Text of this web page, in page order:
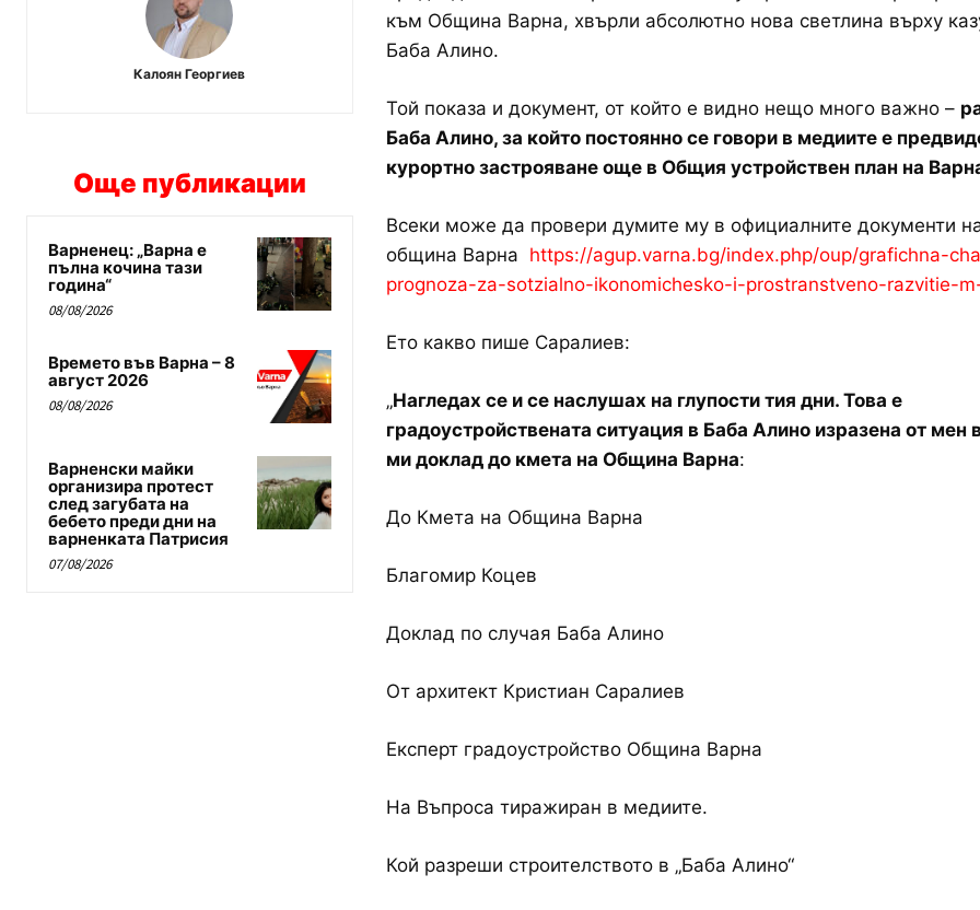
Калоян Георгиев
Още публикации
Варненец: „Варна е
пълна кочина тази
година“
08/08/2026
Времето във Варна – 8
август 2026
08/08/2026
Варненски майки
организира протест
след загубата на
бебето преди дни на
варненката Патрисия
07/08/2026
към Община Варна, хвърли абсолютно нова светлина върху
Баба Алино.
Той показа и документ, от който е видно нещо много важно –
Баба Алино, за който постоянно се говори в медиите е
курортно застрояване още в Общия устройствен план на
Всеки може да провери думите му в официалните документи
община Варна https://agup.varna.bg/index.php/oup/grafichna-
prognoza-za-sotzialno-ikonomichesko-i-prostranstveno-razvitie-
Ето какво пише Саралиев:
„Нагледах се и се наслушах на глупости тия дни. Това е
градоустройствената ситуация в Баба Алино изразена от мен
ми доклад до кмета на Община Варна:
До Кмета на Община Варна
Благомир Коцев
Доклад по случая Баба Алино
От архитект Кристиан Саралиев
Експерт градоустройство Община Варна
На Въпроса тиражиран в медиите.
Кой разреши строителството в „Баба Алино“